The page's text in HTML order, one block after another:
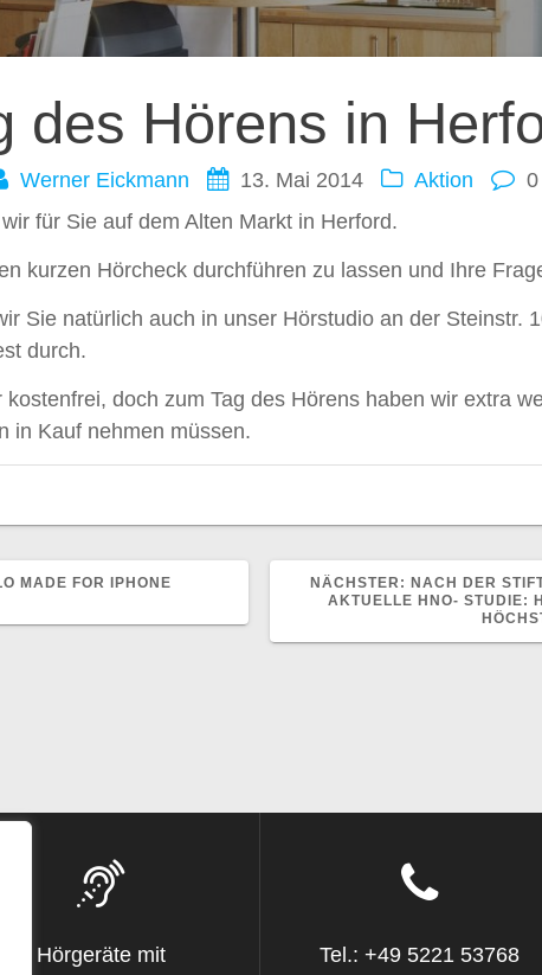
des Hörens in
Werner Eickmann 13. Mai 2014 Aktion
0
für Sie auf dem Alten Markt in Herford.
kurzen Hörcheck durchführen zu lassen und Ihre
Sie natürlich auch in unser Hörstudio an der Steinstr.
durch.
doch zum Tag des Hörens haben wir extra
in Kauf nehmen müssen.
MADE FOR IPHONE
NÄCHSTER: NÄCHSTER
BEITRAG:
NACH DER
AKTUELLE HNO- STUDIE:
Hörgeräte mit Tel.: +49 5221 53768